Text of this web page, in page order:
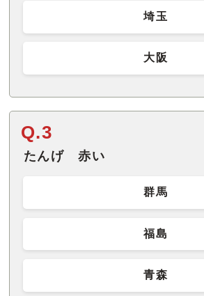
埼玉
大阪
Q.3
たんげ 赤い
群馬
福島
青森